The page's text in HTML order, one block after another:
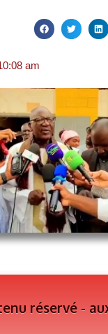
am
réservé -